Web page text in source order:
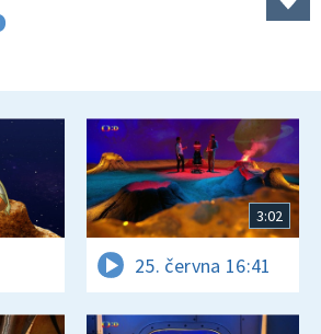
3:02
25. června 16:41